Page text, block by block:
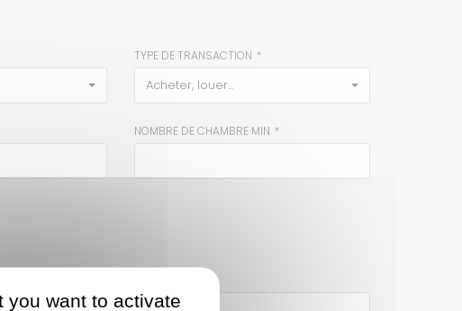
TYPE DE TRANSACTION *
acheter, louer...
NOMBRE DE CHAMBRE MIN *
you want to activate